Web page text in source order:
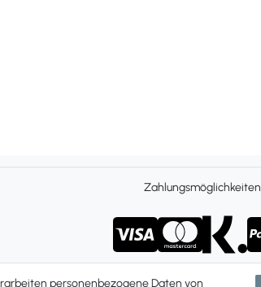
Zahlungsmöglichkeiten
personenbezogene Daten von